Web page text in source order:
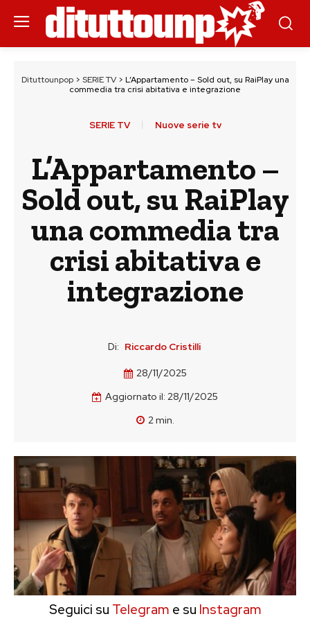
Dituttounpop> SERIE TV> L’Appartamento – Sold out, su RaiPlay una
commedia tra crisi abitativa e integrazione
SERIE TV Nuove serie tv
L’Appartamento –
Sold out, su RaiPlay
una commedia tra
crisi abitativa e
integrazione
Di: Riccardo Cristilli
28/11/2025
Aggiornato il: 28/11/2025
2min.
Seguici su Telegram e su Instagram